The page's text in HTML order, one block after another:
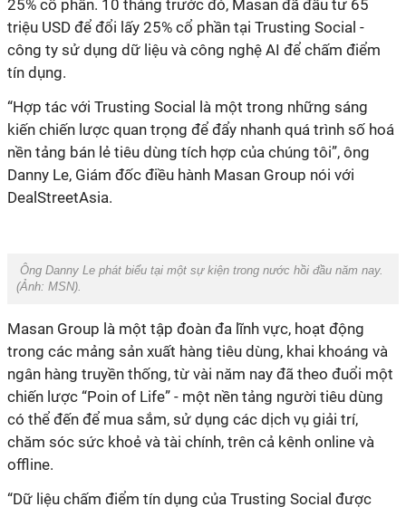
25% cổ phần. 10 tháng trước đó, Masan đã đầu tư 65
triệu USD để đổi lấy 25% cổ phần tại Trusting Social -
công ty sử dụng dữ liệu và công nghệ AI để chấm điểm
tín dụng.
“Hợp tác với Trusting Social là một trong những sáng
kiến chiến lược quan trọng để đẩy nhanh quá trình số hoá
nền tảng bán lẻ tiêu dùng tích hợp của chúng tôi”, ông
Danny Le, Giám đốc điều hành Masan Group nói với
DealStreetAsia.
Ông Danny Le phát biểu tại một sự kiện trong nước hồi đầu năm nay.
(Ảnh: MSN).
Masan Group là một tập đoàn đa lĩnh vực, hoạt động
trong các mảng sản xuất hàng tiêu dùng, khai khoáng và
ngân hàng truyền thống, từ vài năm nay đã theo đuổi một
chiến lược “Poin of Life” - một nền tảng người tiêu dùng
có thể đến để mua sắm, sử dụng các dịch vụ giải trí,
chăm sóc sức khoẻ và tài chính, trên cả kênh online và
offline.
“Dữ liệu chấm điểm tín dụng của Trusting Social được